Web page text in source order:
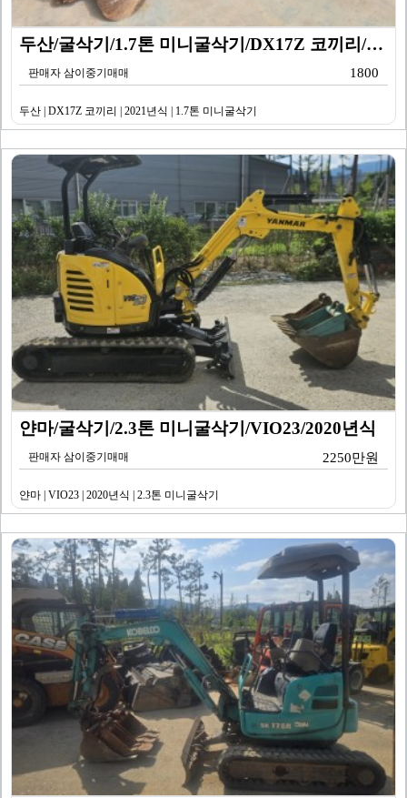
두산/굴삭기/1.7톤 미니굴삭기/DX17Z 코끼리/20…
판매자 삼이중기매매 1800
두산 | DX17Z 코끼리 | 2021년식 | 1.7톤 미니굴삭기
얀마/굴삭기/2.3톤 미니굴삭기/VIO23/2020년식
판매자 삼이중기매매 2250만원
얀마 | VIO23 | 2020년식 | 2.3톤 미니굴삭기